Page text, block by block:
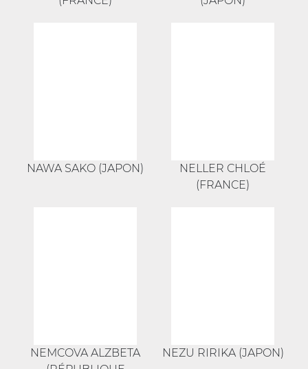
NAWA SAKO (JAPON)
NELLER CHLOÉ
(FRANCE)
NEMCOVA ALZBETA
NEZU RIRIKA (JAPON)